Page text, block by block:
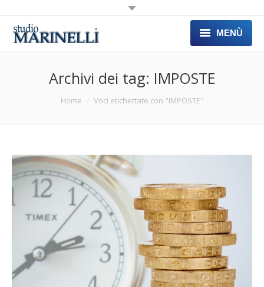
MENÙ
CONSULENZE
COMUNICAZIONI
CONTATTI
Archivi dei tag: IMPOSTE
Home Voci etichettate con "IMPOSTE"